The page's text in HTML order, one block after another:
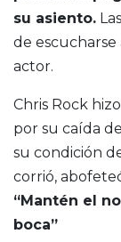
su asiento.
de
actor.
Chris Rock
por su caída
su condición
corrió,
“Mantén el
boca”